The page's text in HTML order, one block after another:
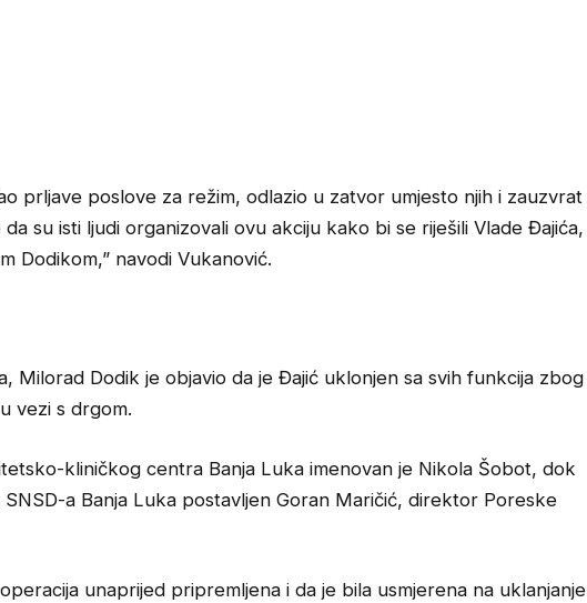
prljave poslove za režim, odlazio u zatvor umjesto njih i zauzvrat
su isti ljudi organizovali ovu akciju kako bi se riješili Vlade Đajića,
Dodikom,” navodi Vukanović.
Milorad Dodik je objavio da je Đajić uklonjen sa svih funkcija zbog
vezi s drgom.
kliničkog centra Banja Luka imenovan je Nikola Šobot, dok
a Banja Luka postavljen Goran Maričić, direktor Poreske
unaprijed pripremljena i da je bila usmjerena na uklanjanje